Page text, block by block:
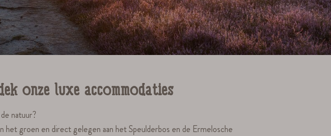
onze luxe accommodaties
natuur?
het groen en direct gelegen aan het Speulderbos en de Ermelosche